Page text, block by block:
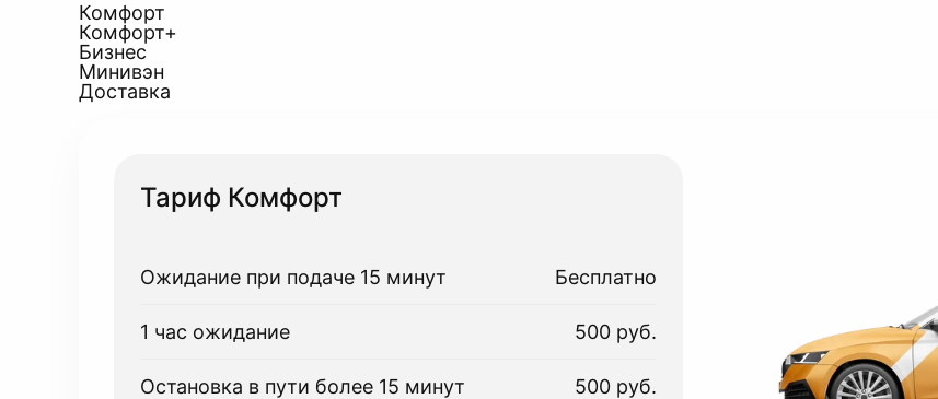
Комфорт
Комфорт+
Бизнес
Минивэн
Доставка
Тариф Комфорт
Ожидание при подаче 15 минут Бесплатно
1 час ожидание 500 руб.
Остановка в пути более 15 минут 500 руб.